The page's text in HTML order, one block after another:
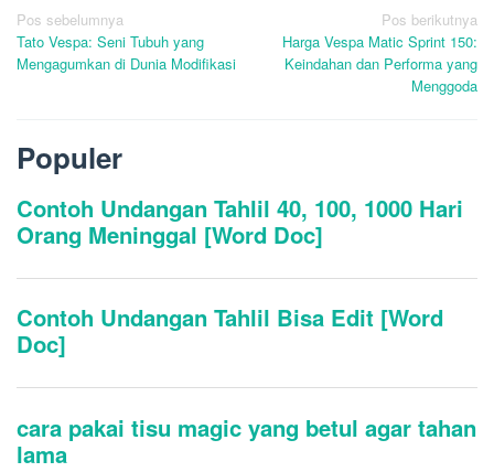
Navigasi
pos
Pos sebelumnya
Tato Vespa: Seni Tubuh yang
Mengagumkan di Dunia Modifikasi
Pos berikutnya
Harga Vespa Matic Sprint 150:
Keindahan dan Performa yang
Menggoda
Populer